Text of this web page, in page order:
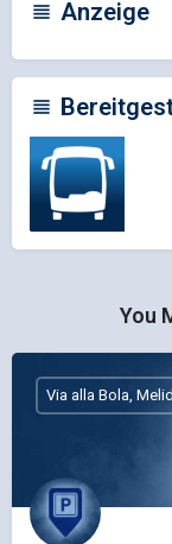
Anzeige
You
Via alla Bola,